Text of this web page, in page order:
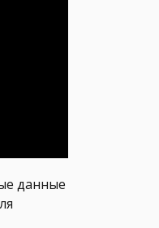
данные